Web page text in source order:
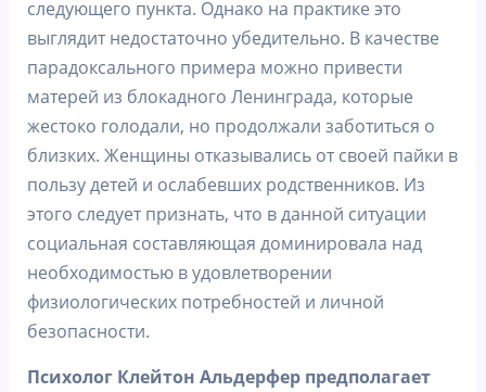
следующего пункта. Однако на практике это
выглядит недостаточно убедительно. В качестве
парадоксального примера можно привести
матерей из блокадного Ленинграда, которые
жестоко голодали, но продолжали заботиться о
близких. Женщины отказывались от своей пайки в
пользу детей и ослабевших родственников. Из
этого следует признать, что в данной ситуации
социальная составляющая доминировала над
необходимостью в удовлетворении
физиологических потребностей и личной
безопасности.
Психолог Клейтон Альдерфер предполагает